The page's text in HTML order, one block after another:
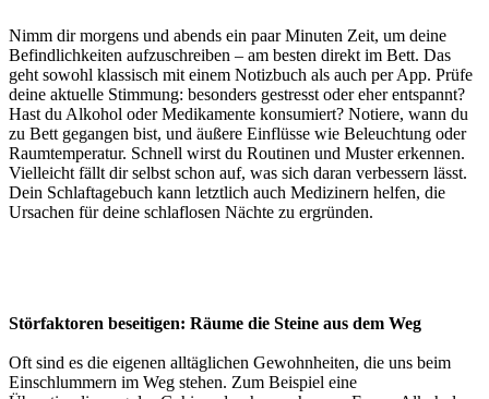
Nimm dir morgens und abends ein paar Minuten Zeit, um deine
Befindlichkeiten aufzuschreiben – am besten direkt im Bett. Das
geht sowohl klassisch mit einem Notizbuch als auch per App. Prüfe
deine aktuelle Stimmung: besonders gestresst oder eher entspannt?
Hast du Alkohol oder Medikamente konsumiert? Notiere, wann du
zu Bett gegangen bist, und äußere Einflüsse wie Beleuchtung oder
Raumtemperatur. Schnell wirst du Routinen und Muster erkennen.
Vielleicht fällt dir selbst schon auf, was sich daran verbessern lässt.
Dein Schlaftagebuch kann letztlich auch Medizinern helfen, die
Ursachen für deine schlaflosen Nächte zu ergründen.
Störfaktoren beseitigen: Räume die Steine aus dem Weg
Oft sind es die eigenen alltäglichen Gewohnheiten, die uns beim
Einschlummern im Weg stehen. Zum Beispiel eine